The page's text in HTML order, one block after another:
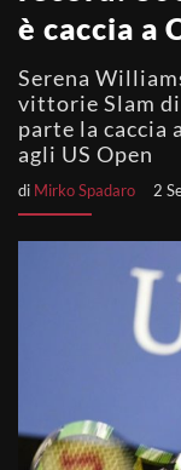
è caccia a
Serena
vittorie Slam
parte la caccia
agli US Open
di Mirko Spadaro 2